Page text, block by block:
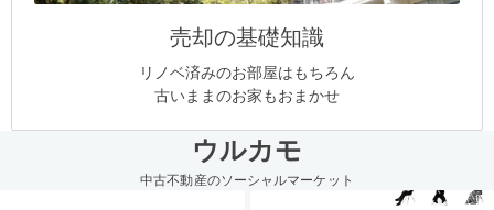
売却の基礎知識
リノベ済みのお部屋はもちろん
古いままのお家もおまかせ
ウルカモ
中古不動産のソーシャルマーケット